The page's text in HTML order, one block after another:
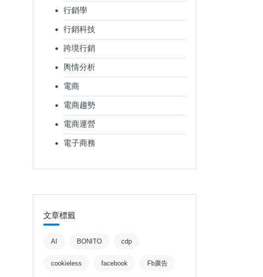
行銷學
行銷科技
跨境行銷
輿情分析
電商
電商趨勢
電商運營
電子商務
文章標籤
AI BONITO cdp
cookieless facebook Fb廣告